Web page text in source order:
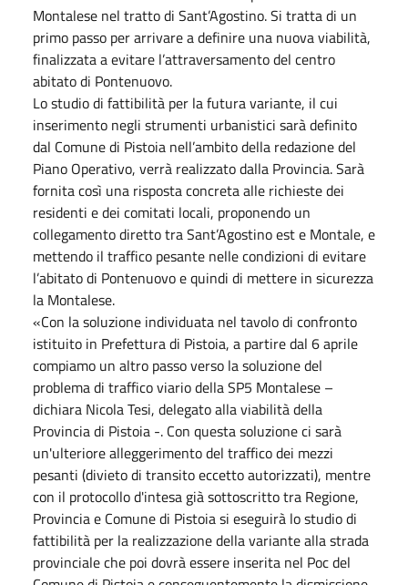
Montalese nel tratto di Sant’Agostino. Si tratta di un
primo passo per arrivare a definire una nuova viabilità,
finalizzata a evitare l’attraversamento del centro
abitato di Pontenuovo.
Lo studio di fattibilità per la futura variante, il cui
inserimento negli strumenti urbanistici sarà definito
dal Comune di Pistoia nell’ambito della redazione del
Piano Operativo, verrà realizzato dalla Provincia. Sarà
fornita così una risposta concreta alle richieste dei
residenti e dei comitati locali, proponendo un
collegamento diretto tra Sant’Agostino est e Montale, e
mettendo il traffico pesante nelle condizioni di evitare
l’abitato di Pontenuovo e quindi di mettere in sicurezza
la Montalese.
«Con la soluzione individuata nel tavolo di confronto
istituito in Prefettura di Pistoia, a partire dal 6 aprile
compiamo un altro passo verso la soluzione del
problema di traffico viario della SP5 Montalese –
dichiara Nicola Tesi, delegato alla viabilità della
Provincia di Pistoia -. Con questa soluzione ci sarà
un'ulteriore alleggerimento del traffico dei mezzi
pesanti (divieto di transito eccetto autorizzati), mentre
con il protocollo d'intesa già sottoscritto tra Regione,
Provincia e Comune di Pistoia si eseguirà lo studio di
fattibilità per la realizzazione della variante alla strada
provinciale che poi dovrà essere inserita nel Poc del